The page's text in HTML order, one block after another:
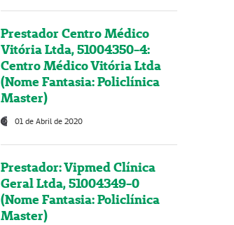
Prestador Centro Médico
Vitória Ltda, 51004350-4:
Centro Médico Vitória Ltda
(Nome Fantasia: Policlínica
Master)
01 de Abril de 2020
Prestador: Vipmed Clínica
Geral Ltda, 51004349-0
(Nome Fantasia: Policlínica
Master)